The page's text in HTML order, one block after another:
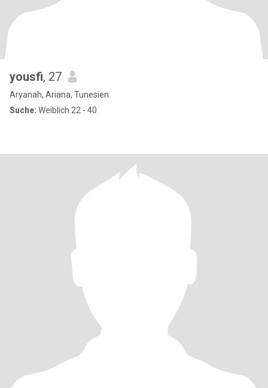
yousfi, 27
Aryanah, Ariana, Tunesien
Suche: Weiblich 22 - 40